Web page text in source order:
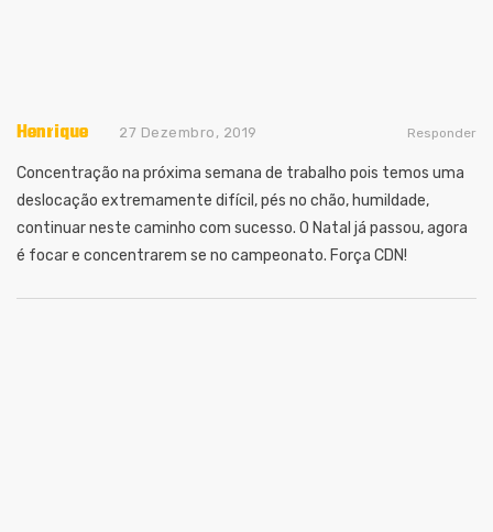
Henrique 27 Dezembro, 2019
Concentração na próxima semana de trabalho pois temos uma
deslocação extremamente difícil, pés no chão, humildade,
continuar neste caminho com sucesso. O Natal já passou, agora
é focar e concentrarem se no campeonato. Força CDN!
Responder